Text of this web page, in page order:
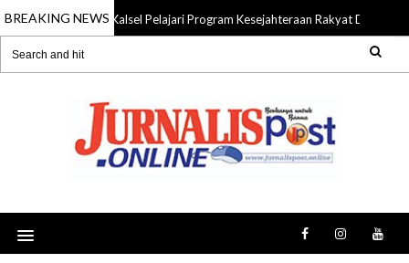
BREAKING NEWS
Komisi IV DPRD Kalsel Pelajari Program Kesejahteraan Rakyat DKI